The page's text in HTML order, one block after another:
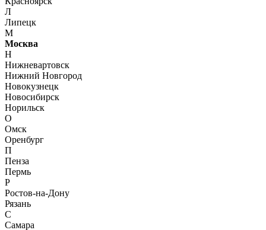
Л
Липецк
М
Москва
Н
Нижневартовск
Нижний Новгород
Новокузнецк
Новосибирск
Норильск
О
Омск
Оренбург
П
Пенза
Пермь
Р
Ростов-на-Дону
Рязань
С
Самара